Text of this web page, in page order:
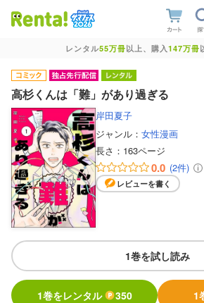
レンタル55万冊以上、購入147万冊
高杉くんは「難」があり過ぎる
岸田夏子
ジャンル： 女性漫画
長さ： 163ページ
0.0 (2件)
レビューを書く
1巻を試し読み
1巻をレンタル 350 1